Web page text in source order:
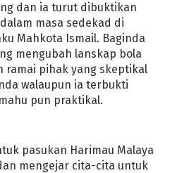
dan ia turut dibuktikan
masa sedekad di
Mahkota Ismail. Baginda
mengubah lanskap bola
ramai pihak yang skeptikal
walaupun ia terbukti
pun praktikal.
pasukan Harimau Malaya
mengejar cita-cita untuk